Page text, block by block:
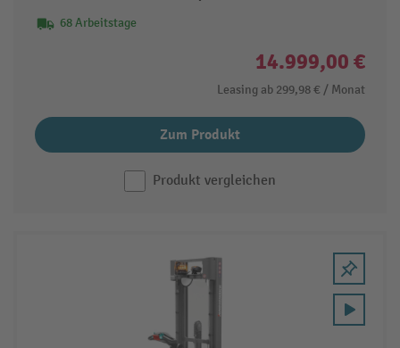
68 Arbeitstage
14.999,00 €
Leasing ab 299,98 € / Monat
Zum Produkt
Produkt vergleichen